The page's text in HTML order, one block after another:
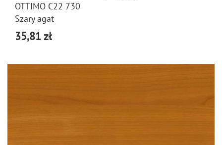
OTTIMO C22 730
Szary agat
35,81 zł